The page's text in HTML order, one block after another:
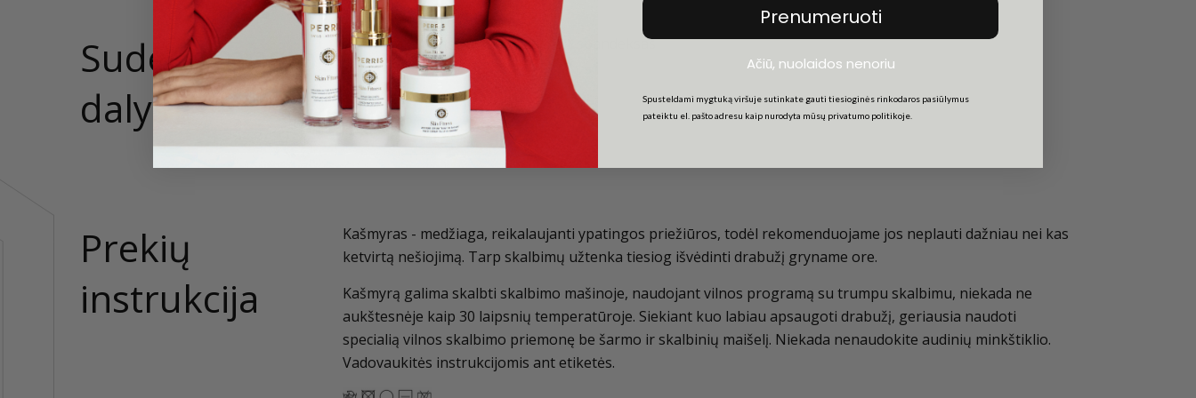
Sudedamosios
dalys
79% Alpakų vilna,19% nailonas, 2% spandeksas
Prekių
instrukcija
Kašmyras - medžiaga, reikalaujanti ypatingos priežiūros, todėl rekomenduojame jos neplauti dažniau nei kas
ketvirtą nešiojimą. Tarp skalbimų užtenka tiesiog išvėdinti drabužį gryname ore.
Kašmyrą galima skalbti skalbimo mašinoje, naudojant vilnos programą su trumpu skalbimu, niekada ne
aukštesnėje kaip 30 laipsnių temperatūroje. Siekiant kuo labiau apsaugoti drabužį, geriausia naudoti
specialią vilnos skalbimo priemonę be šarmo ir skalbinių maišelį. Niekada nenaudokite audinių minkštiklio.
Vadovaukitės instrukcijomis ant etiketės.
Prenumeruoti
Ačiū, nuolaidos nenoriu
Spusteldami mygtuką viršuje sutinkate gauti tiesioginės rinkodaros pasiūlymus
pateiktu el. pašto adresu kaip nurodyta mūsų privatumo politikoje.